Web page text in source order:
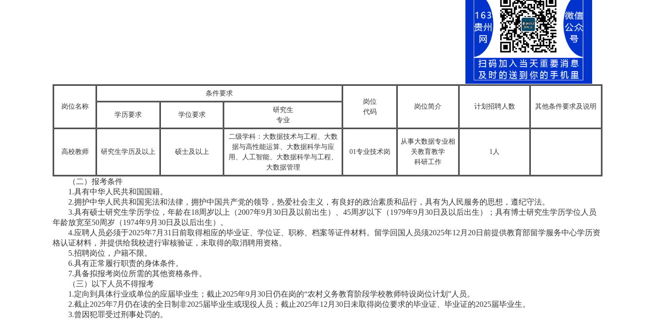
岗位名称
条件要求
岗位
代码
岗位简介 计划招聘人数
其他条件要求及说明
学历要求
学位要求
研究生
专业
高校教师 研究生学历及以上 硕士及以上
二级学科：大数据技术与工程、大数
据与高性能运算、大数据科学与应
用、人工智能、大数据科学与工程、
大数据管理
01专业技术岗
从事大数据专业相
关教育教学
科研工作
1人
（二）报考条件
1.具有中华人民共和国国籍。
2.拥护中华人民共和国宪法和法律，拥护中国共产党的领导，热爱社会主义，有良好的政治素质和品行，具有为人民服务的思想，遵纪守法。
3.具有硕士研究生学历学位，年龄在18周岁以上（2007年9月30日及以前出生）、45周岁以下（1979年9月30日及以后出生）；具有博士研究生学历学位人员
年龄放宽至50周岁（1974年9月30日及以后出生）。
4.应聘人员必须于2025年7月31日前取得相应的毕业证、学位证、职称、档案等证件材料。留学回国人员须2025年12月20日前提供教育部留学服务中心学历资
格认证材料，并提供给我校进行审核验证，未取得的取消聘用资格。
5.招聘岗位，户籍不限。
6.具有正常履行职责的身体条件。
7.具备拟报考岗位所需的其他资格条件。
（三）以下人员不得报考
1.定向到具体行业或单位的应届毕业生；截止2025年9月30日仍在岗的“农村义务教育阶段学校教师特设岗位计划”人员。
2.截止2025年7月仍在读的全日制非2025届毕业生或现役人员；截止2025年12月30日未取得岗位要求的毕业证、毕业证的2025届毕业生。
3.曾因犯罪受过刑事处罚的。